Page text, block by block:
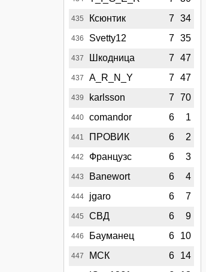
435 Ксюнтик 7 34
436 Svetty12 7 35
437 Шкодница 7 47
437 A_R_N_Y 7 47
439 karlsson 7 70
440 comandor 6 1
441 ПРОВИК 6 2
442 Французс 6 3
443 Banewort 6 4
444 jgaro 6 7
445 СВД 6 9
446 Бауманец 6 10
447 МСК 6 14